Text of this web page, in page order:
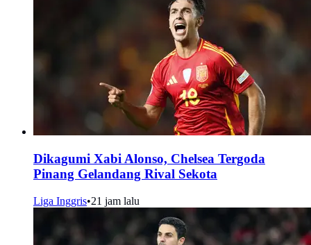
Dikagumi Xabi Alonso, Chelsea Tergoda
Pinang Gelandang Rival Sekota
Liga Inggris•21 jam lalu